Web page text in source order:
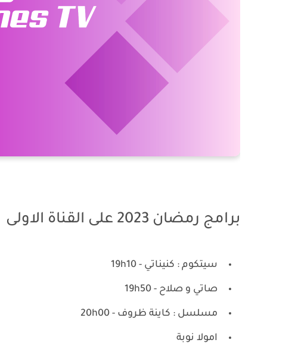
برامج رمضان 2023 على القناة الاولى
سيتكوم : كنيناتي - 19h10
صاتي و صلاح - 19h50
مسلسل : كاينة ظروف - 20h00
امولا نوبة